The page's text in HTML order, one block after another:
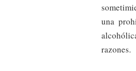
una
razones.